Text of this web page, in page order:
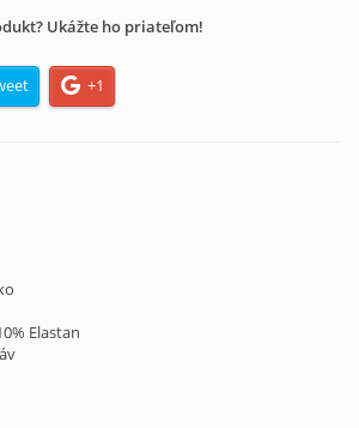
Ukážte ho priateľom!
+1
Elastan